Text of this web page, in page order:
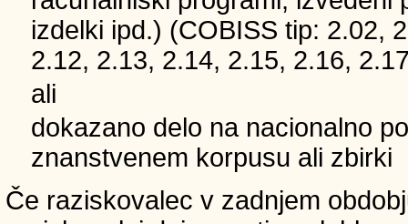
izdelki ipd.) (COBISS tip: 2.02,
2.12, 2.13, 2.14, 2.15, 2.16,
ali
dokazano delo na nacionalno
znanstvenem korpusu ali zbirki
Če raziskovalec v zadnjem